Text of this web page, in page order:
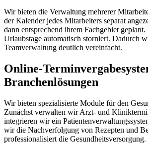
Wir bieten die Verwaltung mehrerer
der Kalender jedes Mitarbeiters separat
dann entsprechend ihrem Fachgebiet
Urlaubstage automatisch storniert. Dadurch
Teamverwaltung deutlich vereinfacht.
Online-
Branchenlösungen
Wir bieten spezialisierte Module für den
Zunächst verwalten wir Arzt- und
integrieren wir ein
wir die Nachverfolgung von Rezepten und
professionalisiert die Gesundheitsversorgung.